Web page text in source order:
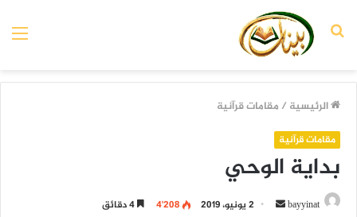
بحث
الرئيسية / مقامات قرآنية
مقامات قرآنية
بداية الوحي
bayyinat
أرسل 2 يونيو، 2019 4٬208